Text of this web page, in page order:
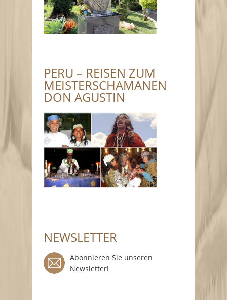
PERU – REISEN ZUM
MEISTERSCHAMANEN
DON AGUSTIN
NEWSLETTER
Abonnieren Sie unseren
Newsletter!